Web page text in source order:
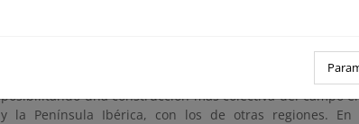
educación ambiental. Las ventajas que supondría la
primer lugar permitiría un foro de expresión a los cada
posibilitando una construcción más colectiva del campo
y la Península Ibérica, con los de otras regiones.